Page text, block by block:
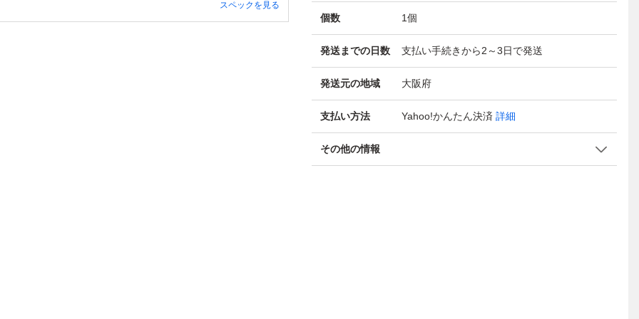
スペックを見る
個数 1個
発送までの日数 支払い手続きから2～3日で発送
発送元の地域 大阪府
支払い方法 Yahoo!かんたん決済 詳細
その他の情報